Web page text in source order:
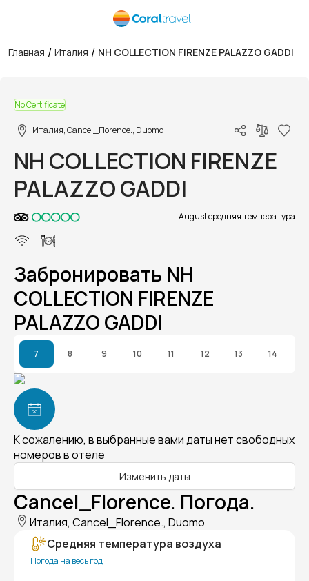
Главная / Италия / NH COLLECTION FIRENZE PALAZZO GADDI
No Certificate
Италия, Cancel_Florence., Duomo
NH COLLECTION FIRENZE
PALAZZO GADDI
August средняя температура
Забронировать NH
COLLECTION FIRENZE
PALAZZO GADDI
7 8 9 10 11 12 13 14
К сожалению, в выбранные вами даты нет свободных
номеров в отеле
Изменить даты
Cancel_Florence. Погода.
Италия, Cancel_Florence., Duomo
Средняя температура воздуха
Погода на весь год